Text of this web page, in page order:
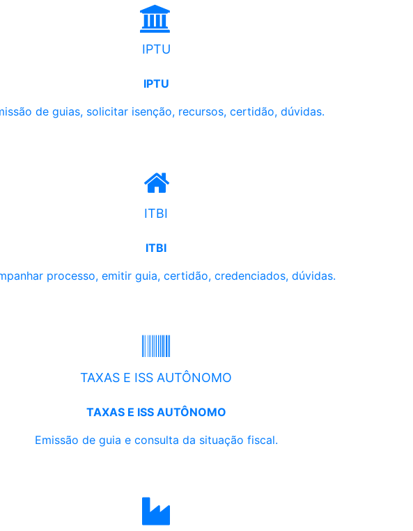
IPTU
IPTU
de guias, solicitar isenção, recursos, certidão, dúvidas.
ITBI
ITBI
processo, emitir guia, certidão, credenciados, dúvidas.
TAXAS E ISS AUTÔNOMO
TAXAS E ISS AUTÔNOMO
Emissão de guia e consulta da situação fiscal.